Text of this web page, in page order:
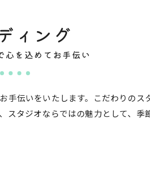
ィング
心を込めてお手伝い
伝いをいたします。こだわりの
タジオならではの魅力として、